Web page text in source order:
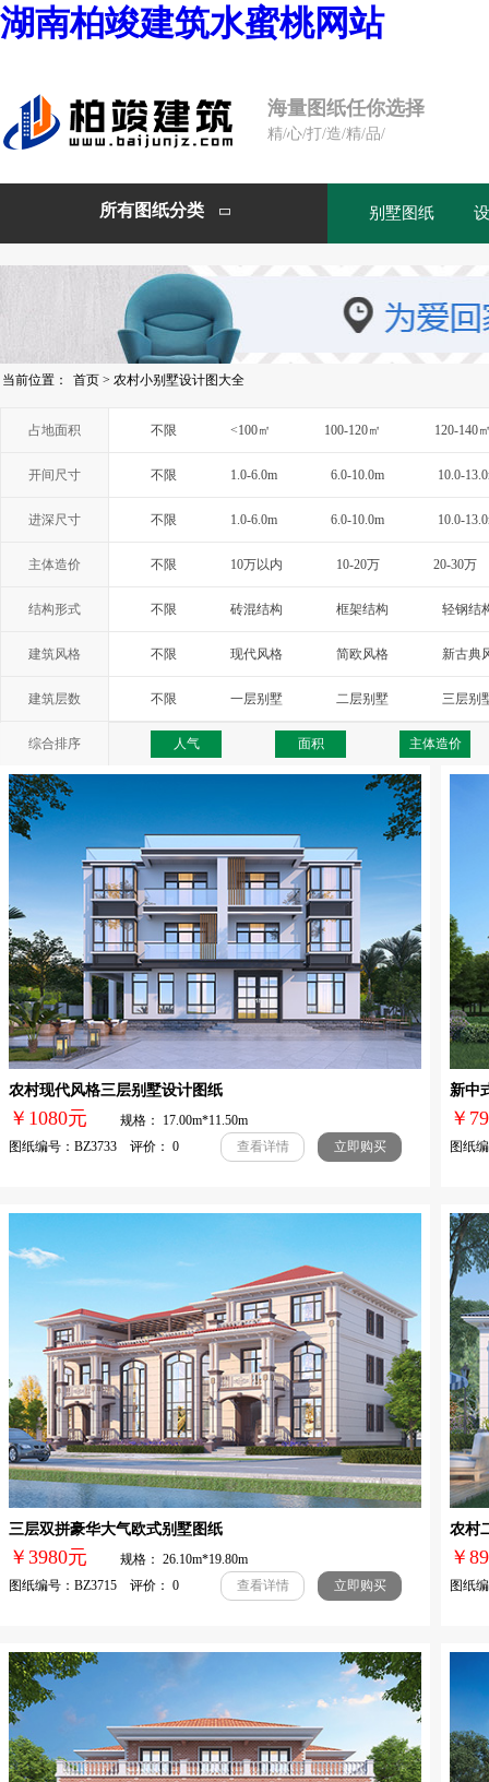
湖南柏竣建筑水蜜桃网站
海量图纸任你选择
精/心/打/造/精/品/
所有图纸分类  别墅图纸
当前位置： 首页 > 农村小别墅设计图大全
占地面积 不限 <100㎡ 100-120㎡ 120-140
开间尺寸 不限 1.0-6.0m 6.0-10.0m 10.0-
进深尺寸 不限 1.0-6.0m 6.0-10.0m 10.0-
主体造价 不限 10万以内 10-20万 20-30万
结构形式 不限 砖混结构 框架结构 轻钢结
建筑风格 不限 现代风格 简欧风格 新古典
西班牙风格 地中海风格
建筑层数 不限 一层别墅 二层别墅 三层别
综合排序 人气 面积 主体造价
农村现代风格三层别墅设计图纸
￥1080元
规格： 17.00m*11.50m
图纸编号：BZ3733 评价： 0
查看详情 立即购买
新中
￥
图纸编
三层双拼豪华大气欧式别墅图纸
￥3980元
规格： 26.10m*19.80m
图纸编号：BZ3715 评价： 0
查看详情 立即购买
农村
￥
图纸编